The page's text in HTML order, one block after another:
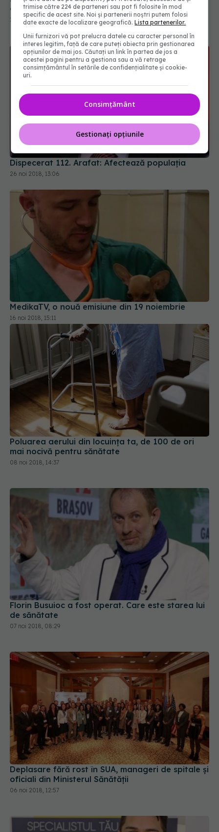
operație, inclusiv în maternități acum anchetate
29 noi 2018, 09:00
Dispecerat 112. Arafat: Afectează populaţia
26 noi 2018, 13:06
MedikaTV, o nouă emisiune din 19 noiembrie
16 noi 2018, 15:11
Poluarea aerului din locuința ta, de 100 de ori
mai nocivă pentru sănătate
08 noi 2018, 14:37
Florin Busuioc a fost operat. Care este starea lui
de sănătate
07 noi 2018, 08:29
Deplasare fără rost în SUA, manageri de spitale și
oficiali din Ministerul Sănătății
06 noi 2018, 12:57
trimise către 224 de parteneri sau pot fi folosite în mod
specific de acest site. Noi și partenerii noștri putem folosi
date exacte de localizare geografică.Lista partenerilor.
Unii furnizori vă pot prelucra datele cu caracter personal în
interes legitim, față de care puteți obiecta prin gestionarea
opțiunilor de mai jos. Căutați un link în partea de jos a
acestei pagini pentru a gestiona sau a vă retrage
consimțământul în setările de confidențialitate și cookie-
uri.
Consimțământ
Gestionați opțiunile